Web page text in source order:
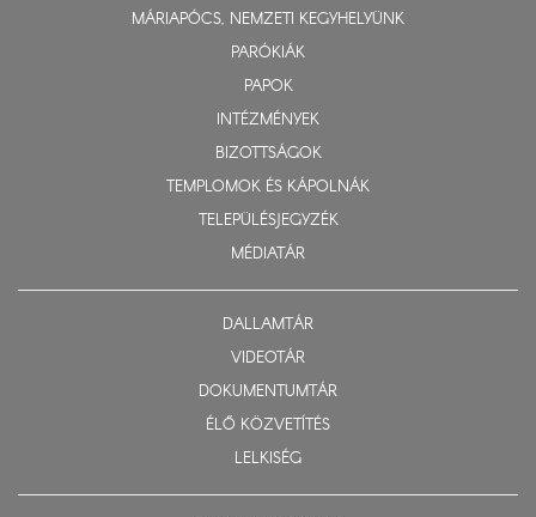
MÁRIAPÓCS, NEMZETI KEGYHELYÜNK
PARÓKIÁK
PAPOK
INTÉZMÉNYEK
BIZOTTSÁGOK
TEMPLOMOK ÉS KÁPOLNÁK
TELEPÜLÉSJEGYZÉK
MÉDIATÁR
DALLAMTÁR
VIDEOTÁR
DOKUMENTUMTÁR
ÉLŐ KÖZVETÍTÉS
LELKISÉG